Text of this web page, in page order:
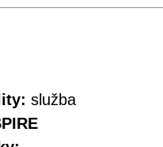
služba